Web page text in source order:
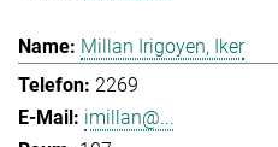
Millan Irigoyen, Iker
2269
imillan@...